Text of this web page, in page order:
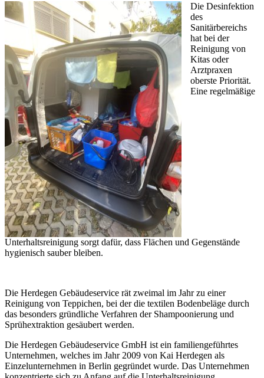
Die Desinfektion
des
Sanitärbereichs
hat bei der
Reinigung von
Kitas oder
Arztpraxen
oberste Priorität.
Eine regelmäßige
Unterhaltsreinigung sorgt dafür, dass Flächen und Gegenstände
hygienisch sauber bleiben.
Die Herdegen Gebäudeservice rät zweimal im Jahr zu einer
Reinigung von Teppichen, bei der die textilen Bodenbeläge durch
das besonders gründliche Verfahren der Shampoonierung und
Sprühextraktion gesäubert werden.
Die Herdegen Gebäudeservice GmbH ist ein familiengeführtes
Unternehmen, welches im Jahr 2009 von Kai Herdegen als
Einzelunternehmen in Berlin gegründet wurde. Das Unternehmen